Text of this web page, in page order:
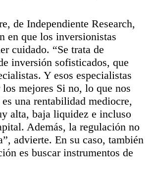
de Independiente Research,
en que los inversionistas
cuidado. “Se trata de
inversión sofisticados, que
Y esos especialistas
los mejores Si no, lo que nos
es una rentabilidad mediocre,
alta, baja liquidez e incluso
Además, la regulación no
advierte. En su caso, también
es buscar instrumentos de